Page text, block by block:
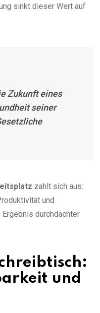
sinkt dieser Wert auf
Zukunft eines
seiner
zahlt sich aus:
und
durchdachter
und